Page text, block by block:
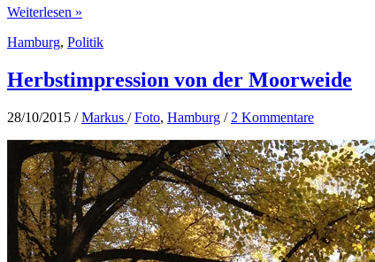
Nein
Olympia
Hamburg
Weiterlesen »
Hamburg, Politik
Herbstimpression von der Moorweide
28/10/2015 /Markus /Foto, Hamburg / 2 Kommentare